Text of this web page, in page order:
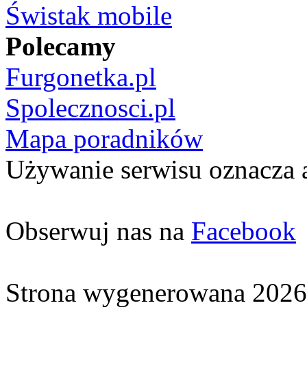
Świstak mobile
Polecamy
Furgonetka.pl
Spolecznosci.pl
Mapa poradników
Używanie serwisu oznacza
Obserwuj nas na Facebook
Strona wygenerowana